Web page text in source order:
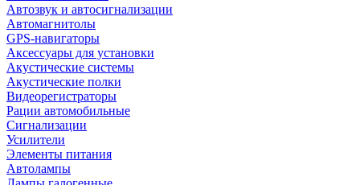
Автозвук и автосигнализации
Автомагнитолы
GPS-навигаторы
Аксессуары для установки
Акустические системы
Акустические полки
Видеорегистраторы
Рации автомобильные
Сигнализации
Усилители
Элементы питания
Автолампы